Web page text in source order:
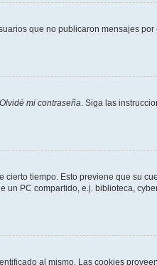
que no publicaron mensajes por
Olvidé mi contraseña. Siga las
tiempo. Esto previene que su
PC compartido, e.j. biblioteca,
al mismo. Las cookies